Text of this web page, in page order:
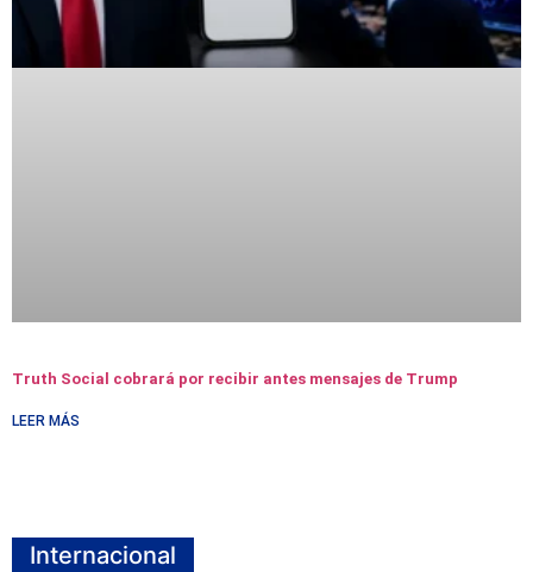
Truth Social cobrará por recibir antes mensajes de Trump
LEER MÁS
Internacional